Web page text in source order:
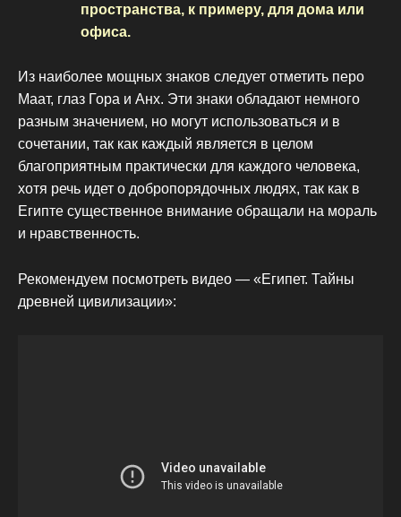
пространства, к примеру, для дома или
офиса.
Из наиболее мощных знаков следует отметить перо
Маат, глаз Гора и Анх. Эти знаки обладают немного
разным значением, но могут использоваться и в
сочетании, так как каждый является в целом
благоприятным практически для каждого человека,
хотя речь идет о добропорядочных людях, так как в
Египте существенное внимание обращали на мораль
и нравственность.
Рекомендуем посмотреть видео — «Египет. Тайны
древней цивилизации»: